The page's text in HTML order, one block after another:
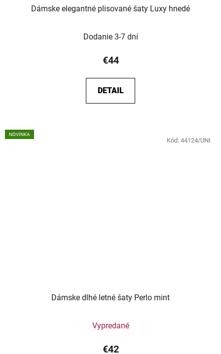
Dámske elegantné plisované šaty Luxy hnedé
Dodanie 3-7 dní
€44
DETAIL
NOVINKA
Dámske dlhé letné šaty Perlo mint
Vypredané
€42
Kód: 44124/UNI